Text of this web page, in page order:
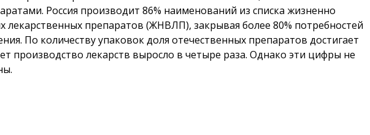
Россия производит 86% наименований из списка жизненно
лекарственных препаратов (ЖНВЛП), закрывая более 80% потребностей
По количеству упаковок доля отечественных препаратов достигает
производство лекарств выросло в четыре раза. Однако эти цифры не